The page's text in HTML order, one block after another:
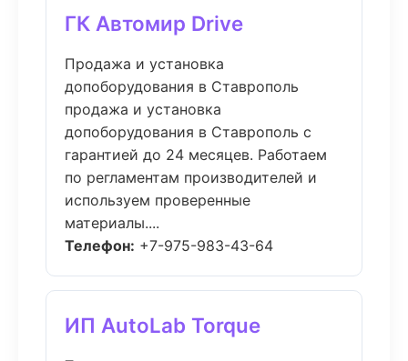
ГК Автомир Drive
Продажа и установка
допоборудования в Ставрополь
продажа и установка
допоборудования в Ставрополь с
гарантией до 24 месяцев. Работаем
по регламентам производителей и
используем проверенные
материалы....
Телефон: +7-975-983-43-64
ИП AutoLab Torque